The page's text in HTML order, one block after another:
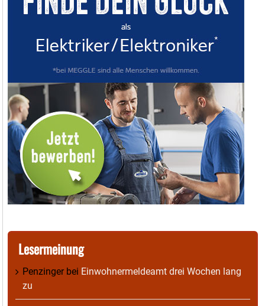
Lesermeinung
Penzingerbei Einwohnermeldeamt drei Wochen lang
zu